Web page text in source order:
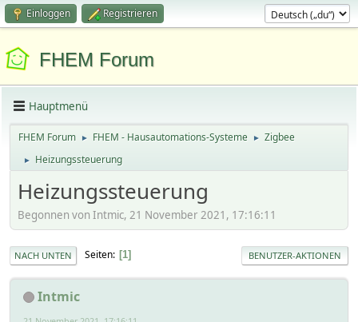
Einloggen Registrieren
FHEM Forum
Hauptmenü
FHEM Forum ► FHEM - Hausautomations-Systeme ► Zigbee
► Heizungssteuerung
Heizungssteuerung
Begonnen von Intmic, 21 November 2021, 17:16:11
NACH UNTEN Seiten 1 BENUTZER-AKTIONEN
Intmic